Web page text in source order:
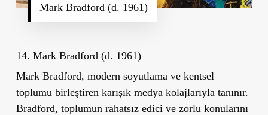
Mark Bradford (d. 1961)
14. Mark Bradford (d. 1961)
Mark Bradford, modern soyutlama ve kentsel
toplumu birleştiren karışık medya kolajlarıyla tanınır.
Bradford, toplumun rahatsız edici ve zorlu konularını